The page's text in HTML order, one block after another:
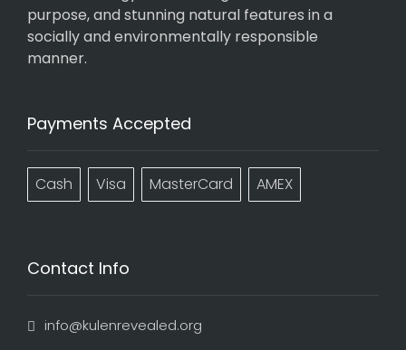
purpose, and stunning natural features in a
socially and environmentally responsible
manner.
Payments Accepted
Cash Visa MasterCard AMEX
Contact Info
info@kulenrevealed.org